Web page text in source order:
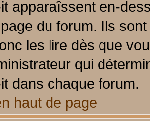
apparaîssent en-
du forum. Ils
les lire dès que
qui
dans chaque forum.
haut de page